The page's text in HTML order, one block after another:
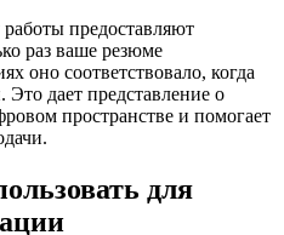
предоставляют
раз ваше резюме
оно соответствовало, когда
дает представление о
пространстве и помогает
для